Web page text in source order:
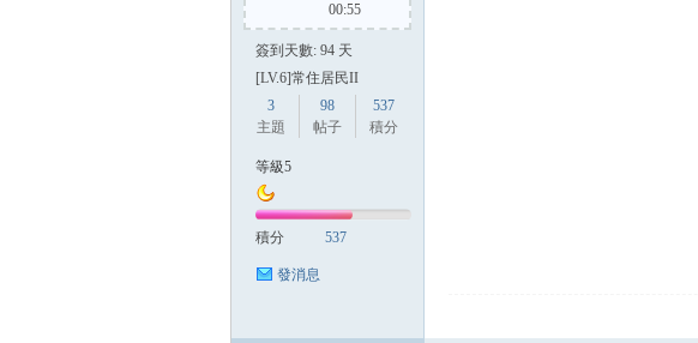
00:55
簽到天數: 94 天
[LV.6]常住居民II
3
主題
98
帖子
537
積分
等級5
積分 537
發消息